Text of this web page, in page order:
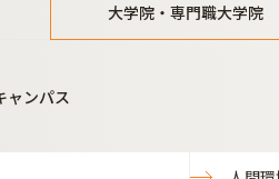
大学院・専門職大学院
ャンパス